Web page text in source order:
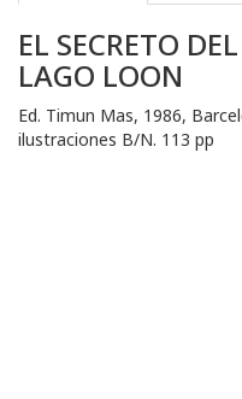
EL SECRETO
LAGO LOON
Ed. Timun Mas, 1986,
ilustraciones B/N. 113 pp